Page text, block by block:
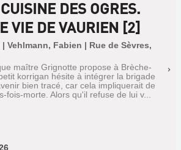
DES OGRES.
VIE DE VAURIEN [2]
| Vehlmann, Fabien | Rue de Sèvres,
maître Grignotte propose à Brèche-
korrigan hésite à intégrer la brigade
bien tracé, car cela impliquerait de
fois-morte. Alors qu'il refuse de lui v...